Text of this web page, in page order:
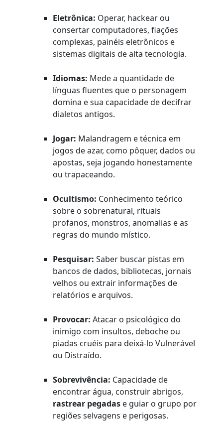
Eletrônica: Operar, hackear ou
consertar computadores, fiações
complexas, painéis eletrônicos e
sistemas digitais de alta tecnologia.
Idiomas: Mede a quantidade de
línguas fluentes que o personagem
domina e sua capacidade de decifrar
dialetos antigos.
Jogar: Malandragem e técnica em
jogos de azar, como pôquer, dados ou
apostas, seja jogando honestamente
ou trapaceando.
Ocultismo: Conhecimento teórico
sobre o sobrenatural, rituais
profanos, monstros, anomalias e as
regras do mundo místico.
Pesquisar: Saber buscar pistas em
bancos de dados, bibliotecas, jornais
velhos ou extrair informações de
relatórios e arquivos.
Provocar: Atacar o psicológico do
inimigo com insultos, deboche ou
piadas cruéis para deixá-lo Vulnerável
ou Distraído.
Sobrevivência: Capacidade de
encontrar água, construir abrigos,
rastrear pegadas e guiar o grupo por
regiões selvagens e perigosas.